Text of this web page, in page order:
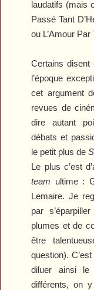
laudatifs (mais
Passé Tant
ou L’Amour Par
Certains
l’époque
cet argument
revues de
dire autant
débats et
le petit plus de
Le plus c’est
team ultime :
Lemaire. Je
par
plumes et de
être
question).
diluer ainsi le
différents, on y